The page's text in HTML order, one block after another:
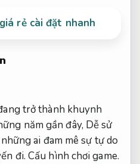
rẻ cài đặt nhanh
trở thành khuynh
năm gần đây, Dễ sử
ai đam mê sự tự do
đi. Cấu hình chơi game.